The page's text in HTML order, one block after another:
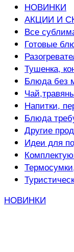
НОВИНКИ
АКЦИИ И
Все
Готовые
Тушенка,
Блюда без
Напитки,
Блюда
Другие
Идеи для
НОВИНКИ